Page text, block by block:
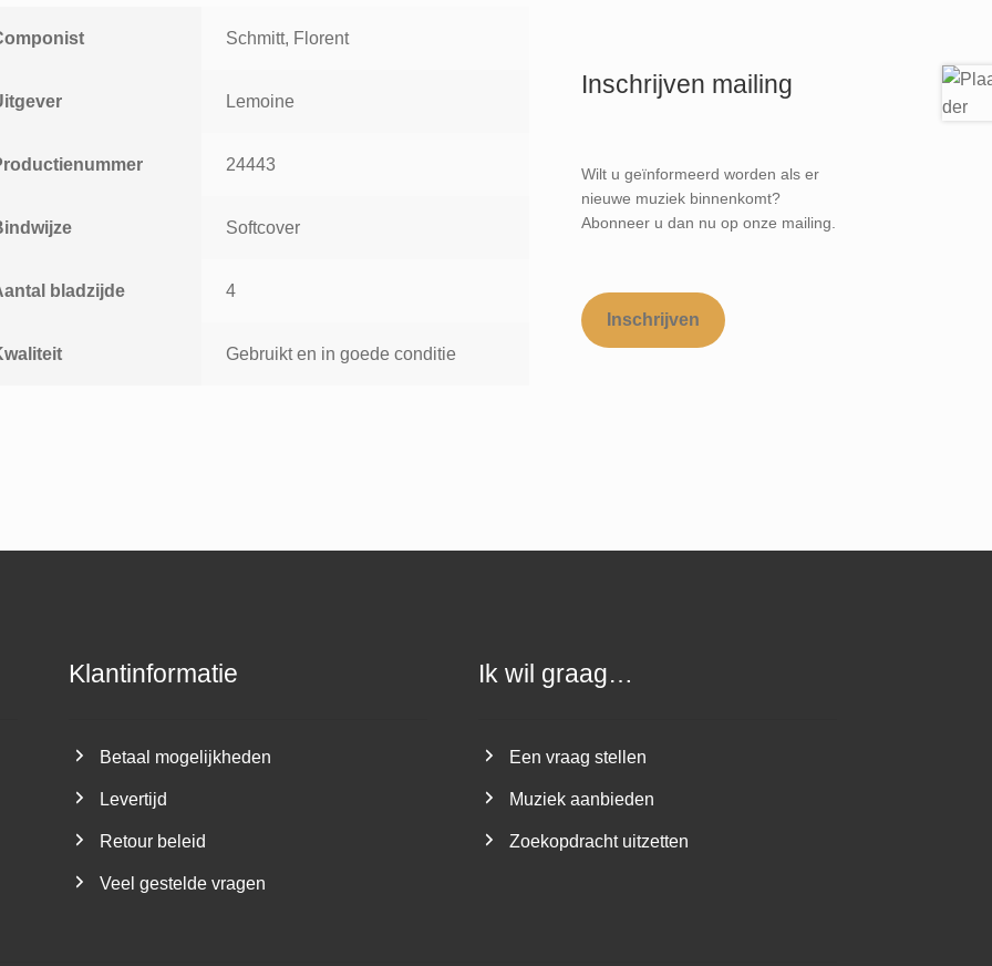
Schmitt, Florent
Lemoine
24443
Softcover
bladzijde 4
Gebruikt en in goede conditie
Inschrijven mailing
Wilt u geïnformeerd worden als er
nieuwe muziek binnenkomt?
Abonneer u dan nu op onze mailing.
Inschrijven
Klantinformatie
Betaal mogelijkheden
Levertijd
Retour beleid
Veel gestelde vragen
Ik wil graag…
Een vraag stellen
Muziek aanbieden
Zoekopdracht uitzetten